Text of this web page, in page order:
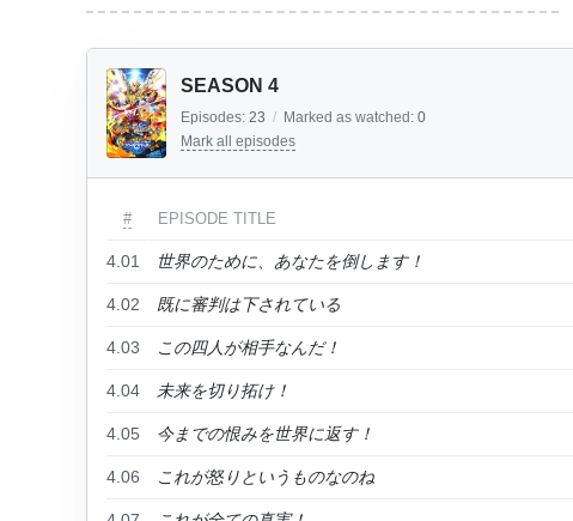
SEASON 4
Episodes: 23 / Marked as watched: 0
Mark all episodes
# EPISODE TITLE
4.01 世界のために、あなたを倒します！
4.02 既に審判は下されている
4.03 この四人が相手なんだ！
4.04 未来を切り拓け！
4.05 今までの恨みを世界に返す！
4.06 これが怒りというものなのね